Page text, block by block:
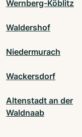
Wernberg-Köblitz
Waldershof
Niedermurach
Wackersdorf
Altenstadt an der
Waldnaab